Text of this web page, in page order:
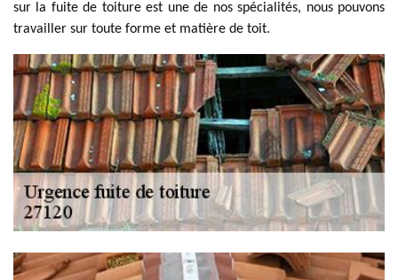
sur la fuite de toiture est une de nos spécialités, nous pouvons
travailler sur toute forme et matière de toit.